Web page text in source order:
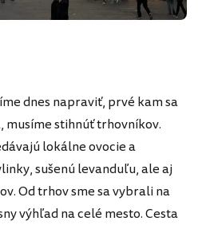
dnes napraviť, prvé kam sa
musíme stihnúť trhovníkov.
lokálne ovocie a
sušenú levanduľu, ale aj
Od trhov sme sa vybrali na
výhľad na celé mesto. Cesta